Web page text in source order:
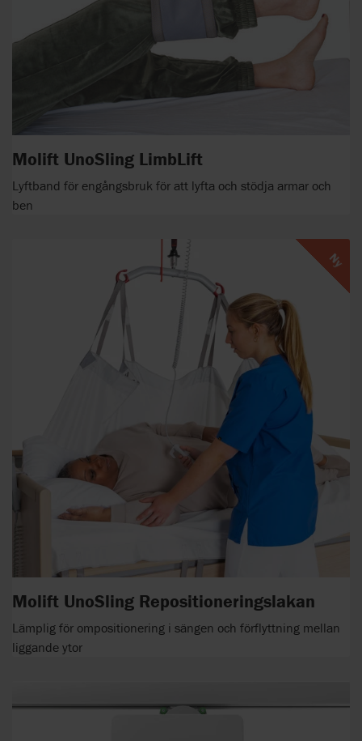
Molift UnoSling LimbLift
Lyftband för engångsbruk för att lyfta och stödja armar och
ben
Ny
Molift UnoSling Repositioneringslakan
Lämplig för ompositionering i sängen och förflyttning mellan
liggande ytor